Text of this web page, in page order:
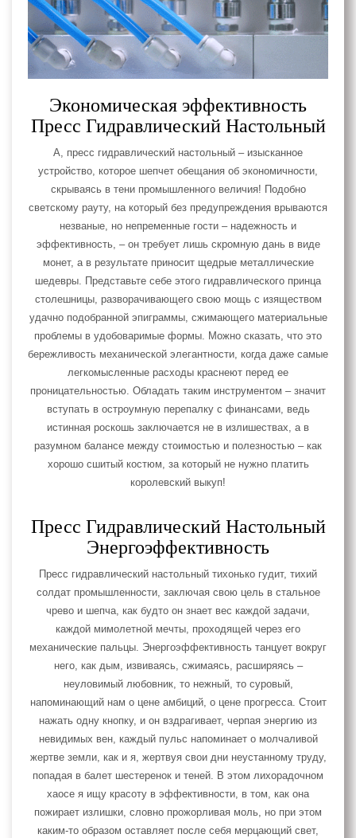
Экономическая эффективность
Пресс Гидравлический Настольный
А, пресс гидравлический настольный – изысканное
устройство, которое шепчет обещания об экономичности,
скрываясь в тени промышленного величия! Подобно
светскому рауту, на который без предупреждения врываются
незваные, но непременные гости – надежность и
эффективность, – он требует лишь скромную дань в виде
монет, а в результате приносит щедрые металлические
шедевры. Представьте себе этого гидравлического принца
столешницы, разворачивающего свою мощь с изяществом
удачно подобранной эпиграммы, сжимающего материальные
проблемы в удобоваримые формы. Можно сказать, что это
бережливость механической элегантности, когда даже самые
легкомысленные расходы краснеют перед ее
проницательностью. Обладать таким инструментом – значит
вступать в остроумную перепалку с финансами, ведь
истинная роскошь заключается не в излишествах, а в
разумном балансе между стоимостью и полезностью – как
хорошо сшитый костюм, за который не нужно платить
королевский выкуп!
Пресс Гидравлический Настольный
Энергоэффективность
Пресс гидравлический настольный тихонько гудит, тихий
солдат промышленности, заключая свою цель в стальное
чрево и шепча, как будто он знает вес каждой задачи,
каждой мимолетной мечты, проходящей через его
механические пальцы. Энергоэффективность танцует вокруг
него, как дым, извиваясь, сжимаясь, расширяясь –
неуловимый любовник, то нежный, то суровый,
напоминающий нам о цене амбиций, о цене прогресса. Стоит
нажать одну кнопку, и он вздрагивает, черпая энергию из
невидимых вен, каждый пульс напоминает о молчаливой
жертве земли, как и я, жертвуя свои дни неустанному труду,
попадая в балет шестеренок и теней. В этом лихорадочном
хаосе я ищу красоту в эффективности, в том, как она
пожирает излишки, словно прожорливая моль, но при этом
каким-то образом оставляет после себя мерцающий свет,